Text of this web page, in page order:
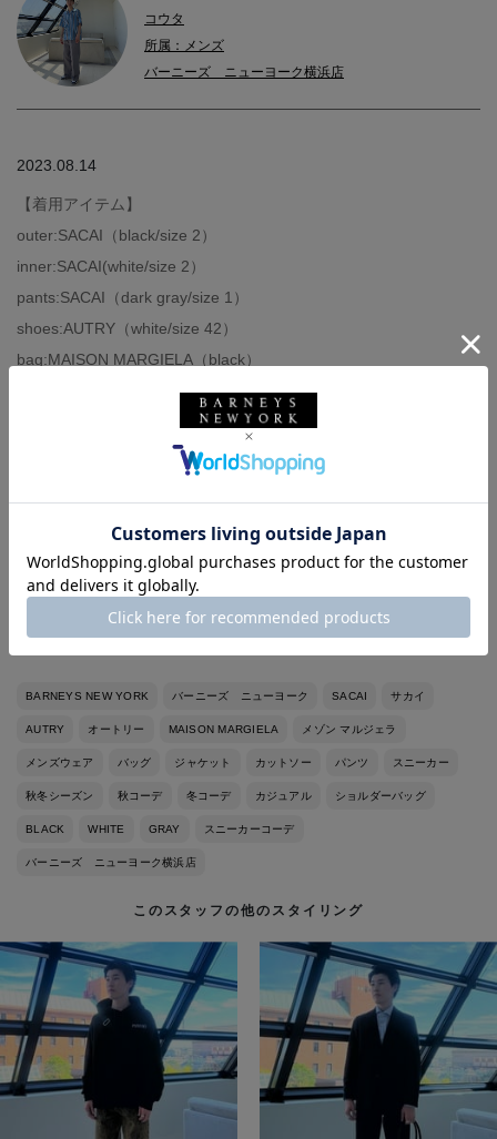
コウタ
所属：メンズ
バーニーズ ニューヨーク横浜店
2023.08.14
【着用アイテム】
outer:SACAI（black/size 2）
inner:SACAI(white/size 2）
pants:SACAI（dark gray/size 1）
shoes:AUTRY（white/size 42）
bag:MAISON MARGIELA（black）
＜サカイ＞の得意とするドッキングシリーズからジップアップパ
ーカーを軸にスタイリングしました。
着るだけで存在感のあるパーカーですので、他のアイテムはシン
ーも調整してご着用いただけます！
スタッフ身長:175cm/体重:60kg
普段着用サイズ:靴27.5cm
BARNEYS NEW YORK バーニーズ ニューヨーク SACAI サカイ
AUTRY オートリー MAISON MARGIELA メゾン マルジェラ
メンズウェア バッグ ジャケット カットソー パンツ スニーカー
秋冬シーズン 秋コーデ 冬コーデ カジュアル ショルダーバッグ
BLACK WHITE GRAY スニーカーコーデ
バーニーズ ニューヨーク横浜店
このスタッフの他のスタイリング